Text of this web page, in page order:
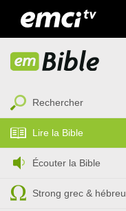
Rechercher
Lire la Bible
Écouter la Bible
Strong grec & hébreu